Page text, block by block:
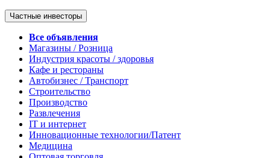
Частные инвесторы
Все объявления
Магазины / Розница
Индустрия красоты / здоровья
Кафе и рестораны
Автобизнес / Транспорт
Строительство
Производство
Развлечения
IT и интернет
Инновационные технологии/Патент
Медицина